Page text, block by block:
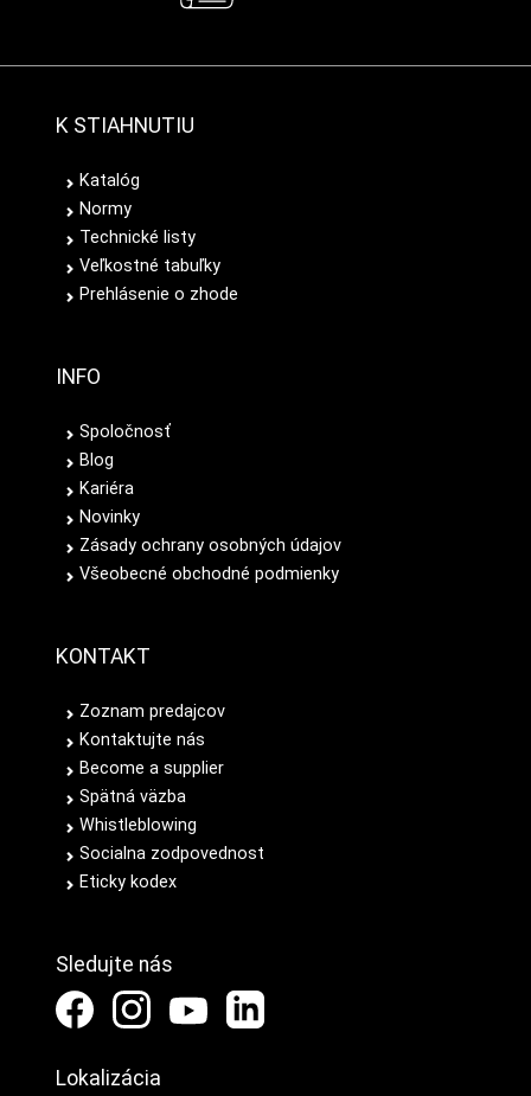
K STIAHNUTIU
Katalóg
Normy
Technické listy
Veľkostné tabuľky
Prehlásenie o zhode
INFO
Spoločnosť
Blog
Kariéra
Novinky
Zásady ochrany osobných údajov
Všeobecné obchodné podmienky
KONTAKT
Zoznam predajcov
Kontaktujte nás
Become a supplier
Spätná väzba
Whistleblowing
Socialna zodpovednost
Eticky kodex
Sledujte nás
Lokalizácia